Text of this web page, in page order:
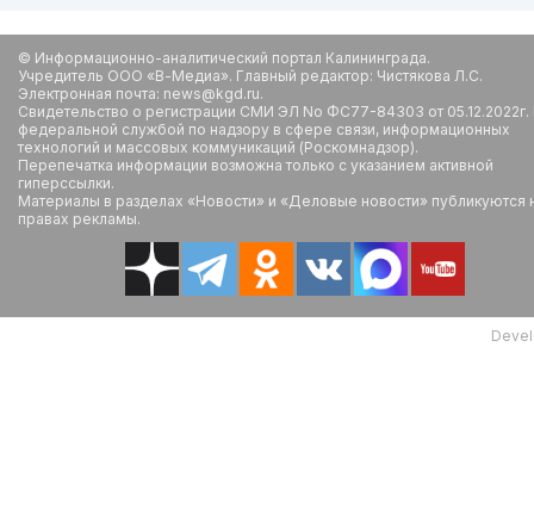
© Информационно-аналитический портал Калининграда.
Учредитель ООО «В-Медиа». Главный редактор: Чистякова Л.С.
Электронная почта: news@kgd.ru.
Свидетельство о регистрации СМИ ЭЛ No ФС77-84303 от
федеральной службой по надзору в сфере связи, информационных
технологий и массовых коммуникаций (Роскомнадзор).
Перепечатка информации возможна только с указанием активной
гиперссылки.
Материалы в разделах «Новости» и «Деловые новости» публикуются
правах рекламы.